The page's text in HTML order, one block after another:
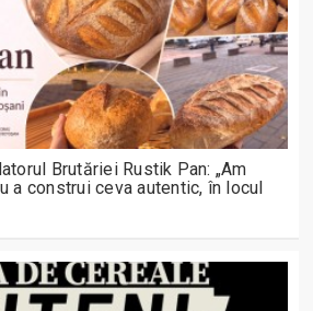
Brutăriei Rustik Pan: „Am
a construi ceva autentic, în locul